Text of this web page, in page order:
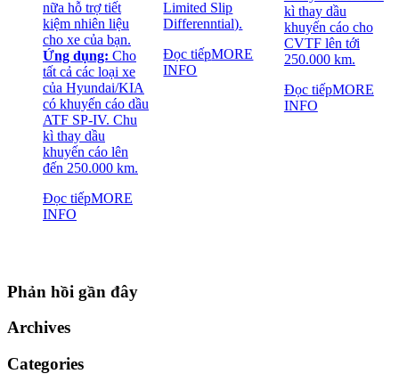
nữa hỗ trợ tiết
kiệm nhiên liệu
cho xe của bạn.
Ứng dụng: Cho
tất cả các loại xe
của Hyundai/KIA
có khuyến cáo dầu
ATF SP-IV. Chu
kì thay dầu
khuyến cáo lên
đến 250.000 km.
Đọc tiếpMORE
INFO
Limited Slip
Differenntial).
Đọc tiếpMORE
INFO
kì thay dầu
khuyến cáo cho
CVTF lên tới
250.000 km.
Đọc tiếpMORE
INFO
Phản hồi gần đây
Archives
Categories